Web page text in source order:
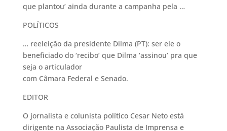
que plantou’ ainda durante a campanha pela …
POLÍTICOS
… reeleição da presidente Dilma (PT): ser ele o
beneficiado do ‘recibo’ que Dilma ‘assinou’ pra que
seja o articulador
com Câmara Federal e Senado.
EDITOR
O jornalista e colunista político Cesar Neto está
dirigente na Associação Paulista de Imprensa e